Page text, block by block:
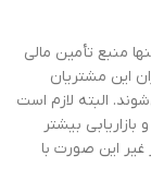
منبع تأمین مالی
این مشتریان
البته لازم است
بیشتر
این صورت با